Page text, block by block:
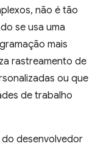
não é tão
se usa uma
mais
rastreamento de
ou que
de trabalho
do desenvolvedor